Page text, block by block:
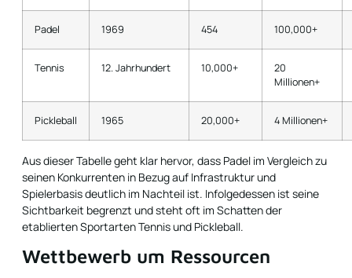
Padel 1969 454 100,000+
Tennis 12. Jahrhundert 10,000+
20
Millionen+
Pickleball 1965 20,000+ 4 Millionen+
Aus dieser Tabelle geht klar hervor, dass Padel im Vergleich zu
seinen Konkurrenten in Bezug auf Infrastruktur und
Spielerbasis deutlich im Nachteil ist. Infolgedessen ist seine
Sichtbarkeit begrenzt und steht oft im Schatten der
etablierten Sportarten Tennis und Pickleball.
Wettbewerb um Ressourcen